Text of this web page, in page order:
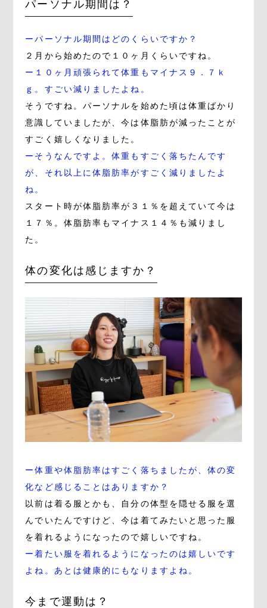
パーソナル期間は？
ーパーソナル期間はどのくらいですか？
２月から始めたので１０ヶ月くらいですね。
ー１０ヶ月頑張られて体重もマイナス９．７ｋ
ｇ。すごい減りましたよね。
そうですね。パーソナルを始めた頃は体重ばかり
意識していましたが、今は体脂肪が減ったことが
すごく嬉しくなりました。
ーそうなんですよ。体重もすごく落ちたんです
が、それ以上に体脂肪率がすごく減りましたよ
ね。
スタート時が体脂肪率が３１％を超えていて今は
１７％。体脂肪率もマイナス１４％も減りまし
た。
体の変化は感じますか？
ー体重や体脂肪率はすごく落ちましたが、体の変
化など感じることはありますか？
以前は着る服とかも、自分の体型を隠せる服を選
んでいたんですけど、今は着てみたいと思った服
を着れるようになったので嬉しいですね。
ー着たい服を着れるようになったのは嬉しいです
よね。あとは健康的にもなりますよね。
今まで運動は？